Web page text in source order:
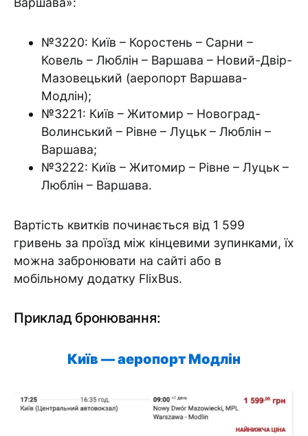
№3220: Київ – Коростень – Сарни –
Ковель – Люблін – Варшава – Новий-Двір-
Мазовецький (аеропорт Варшава-
Модлін);
№3221: Київ – Житомир – Новоград-
Волинський – Рівне – Луцьк – Люблін –
Варшава;
№3222: Київ – Житомир – Рівне – Луцьк –
Люблін – Варшава.
Вартість квитків починається від 1 599
гривень за проїзд між кінцевими зупинками, їх
можна забронювати на сайті або в
мобільному додатку FlixBus.
Приклад бронювання:
Київ—аеропорт Модлін